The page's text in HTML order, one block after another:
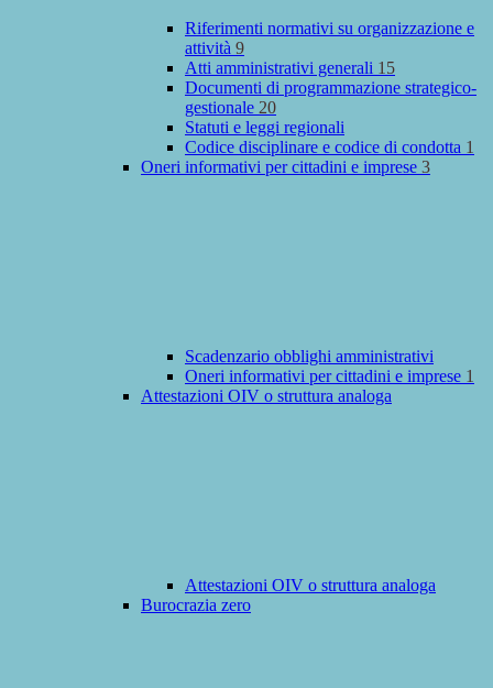
Riferimenti normativi su organizzazione e
attività 9
Atti amministrativi generali 15
Documenti di programmazione strategico-
gestionale 20
Statuti e leggi regionali
Codice disciplinare e codice di condotta 1
Oneri informativi per cittadini e imprese 3
Scadenzario obblighi amministrativi
Oneri informativi per cittadini e imprese 1
Attestazioni OIV o struttura analoga
Attestazioni OIV o struttura analoga
Burocrazia zero